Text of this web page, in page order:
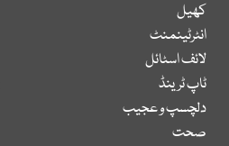
کھیل
انٹرٹینمنٹ
لائف اسٹائل
ٹاپ ٹرینڈ
دلچسپ و عجیب
صحت